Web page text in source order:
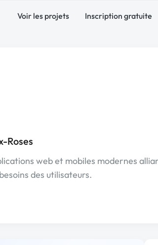
Voir les projets Inscription gratuite
Roses
web et mobiles modernes
des utilisateurs.